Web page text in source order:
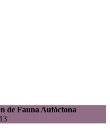
de Fauna Autóctona